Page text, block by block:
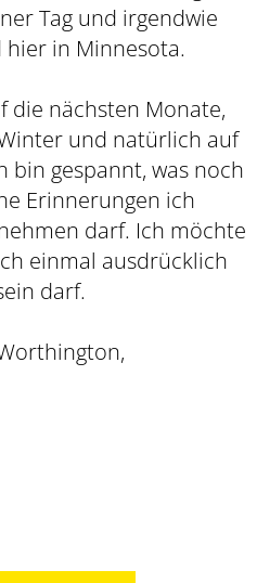
Tag und irgendwie
in Minnesota.
die nächsten Monate,
und natürlich auf
bin gespannt, was noch
Erinnerungen ich
darf. Ich möchte
einmal ausdrücklich
darf.